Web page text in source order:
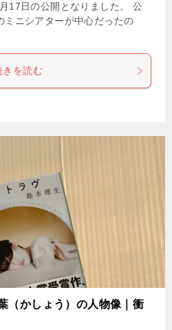
17日の公開となりました。 公
ミニシアターが中心だったの
きを読む
（かしょう）の人物像｜衝